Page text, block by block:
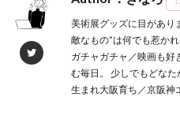
美術展グッズに目があり
敵なもの”は何でも惹か
ガチャガチャ／映画も好
む毎日。 少しでもどな
生まれ大阪育ち／京阪神